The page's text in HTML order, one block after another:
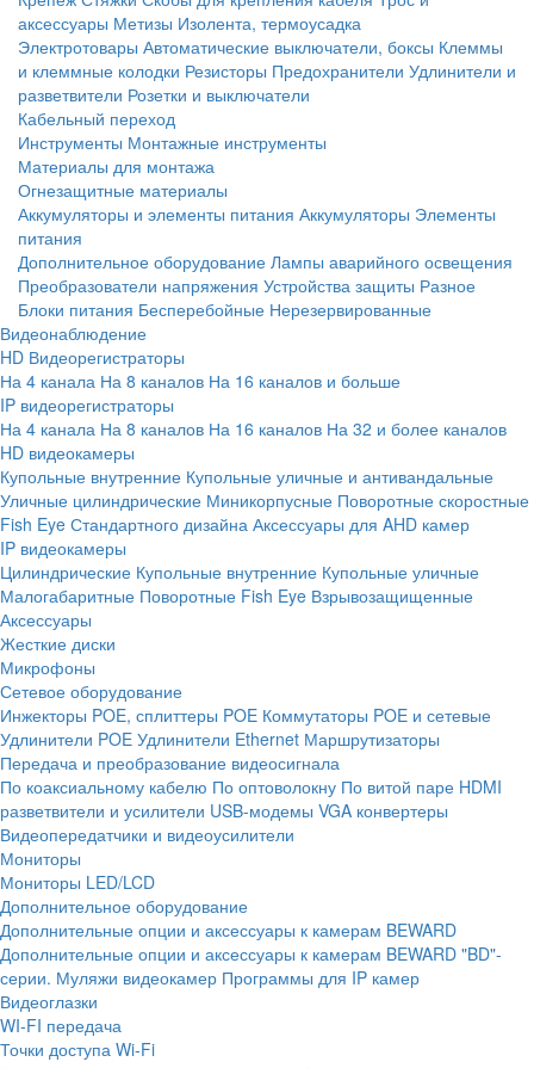
аксессуары Метизы Изолента, термоусадка
Электротовары Автоматические выключатели, боксы Клеммы
и клеммные колодки Резисторы Предохранители Удлинители и
разветвители Розетки и выключатели
Кабельный переход
Инструменты Монтажные инструменты
Материалы для монтажа
Огнезащитные материалы
Аккумуляторы и элементы питания Аккумуляторы Элементы
питания
Дополнительное оборудование Лампы аварийного освещения
Преобразователи напряжения Устройства защиты Разное
Блоки питания Бесперебойные Нерезервированные
Видеонаблюдение
HD Видеорегистраторы
На 4 канала На 8 каналов На 16 каналов и больше
IP видеорегистраторы
На 4 канала На 8 каналов На 16 каналов На 32 и более каналов
HD видеокамеры
Купольные внутренние Купольные уличные и антивандальные
Уличные цилиндрические Миникорпусные Поворотные скоростные
Fish Eye Стандартного дизайна Аксессуары для AHD камер
IP видеокамеры
Цилиндрические Купольные внутренние Купольные уличные
Малогабаритные Поворотные Fish Eye Взрывозащищенные
Аксессуары
Жесткие диски
Микрофоны
Сетевое оборудование
Инжекторы POE, сплиттеры POE Коммутаторы POE и сетевые
Удлинители POE Удлинители Ethernet Маршрутизаторы
Передача и преобразование видеосигнала
По коаксиальному кабелю По оптоволокну По витой паре HDMI
разветвители и усилители USB-модемы VGA конвертеры
Видеопередатчики и видеоусилители
Мониторы
Мониторы LED/LCD
Дополнительное оборудование
Дополнительные опции и аксессуары к камерам BEWARD
Дополнительные опции и аксессуары к камерам BEWARD "BD"-
серии. Муляжи видеокамер Программы для IP камер
Видеоглазки
WI-FI передача
Точки доступа Wi-Fi